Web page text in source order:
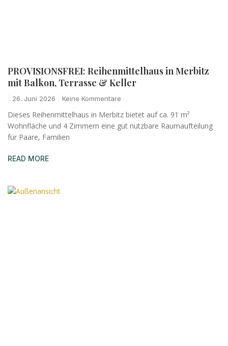
PROVISIONSFREI: Reihenmittelhaus in Merbitz
mit Balkon, Terrasse & Keller
26. Juni 2026 Keine Kommentare
Dieses Reihenmittelhaus in Merbitz bietet auf ca. 91 m²
Wohnfläche und 4 Zimmern eine gut nutzbare Raumaufteilung
für Paare, Familien
READ MORE